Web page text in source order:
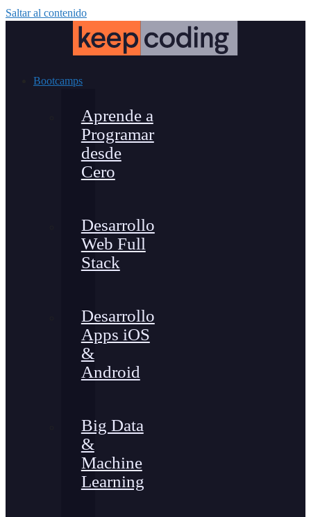
Saltar al contenido
Bootcamps
Aprende a
Programar
desde
Cero
Desarrollo
Web Full
Stack
Desarrollo
Apps iOS
&
Android
Big Data
&
Machine
Learning